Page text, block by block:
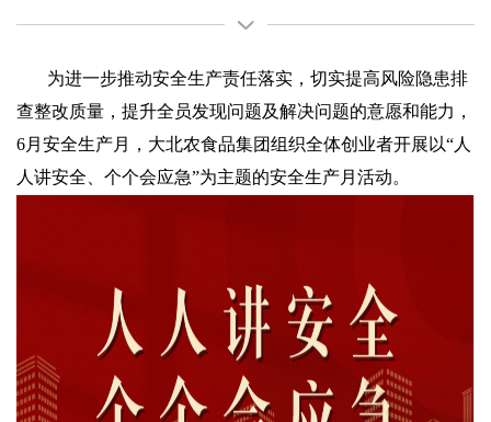
为进一步推动安全生产责任落实，切实提高风险隐患排
查整改质量，提升全员发现问题及解决问题的意愿和能力，
6月安全生产月，大北农食品集团组织全体创业者开展以“人
人讲安全、个个会应急”为主题的安全生产月活动。